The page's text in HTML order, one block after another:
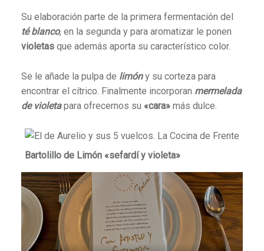
Su elaboración parte de la primera fermentación del
té blanco, en la segunda y para aromatizar le ponen
violetas que además aporta su característico color.
Se le añade la pulpa de limóny su corteza para
encontrar el cítrico. Finalmente incorporan mermelada
de violetapara ofrecernos su «cara»más dulce.
Bartolillo de Limón «sefardí y violeta»